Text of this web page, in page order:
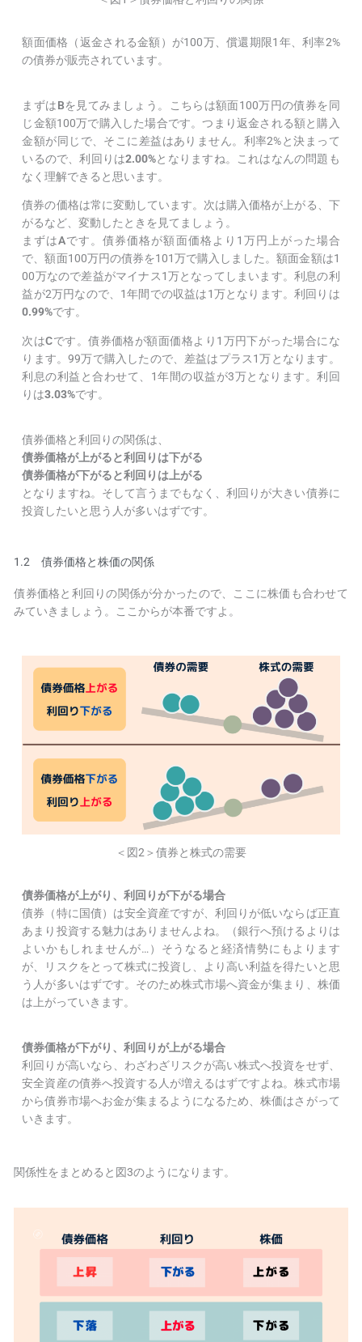
額面価格（返金される金額）が100万、償還期限1年、利率2%
の債券が販売されています。
まずはBを見てみましょう。こちらは額面100万円の債券を同
じ金額100万で購入した場合です。つまり返金される額と購入
金額が同じで、そこに差益はありません。利率2%と決まって
いるので、利回りは2.00%となりますね。これはなんの問題も
なく理解できると思います。
債券の価格は常に変動しています。次は購入価格が上がる、下
がるなど、変動したときを見てましょう。
まずはAです。債券価格が額面価格より1万円上がった場合
で、額面100万円の債券を101万で購入しました。額面金額は1
00万なので差益がマイナス1万となってしまいます。利息の利
益が2万円なので、1年間での収益は1万となります。利回りは
0.99%です。
次はCです。債券価格が額面価格より1万円下がった場合にな
ります。99万で購入したので、差益はプラス1万となります。
利息の利益と合わせて、1年間の収益が3万となります。利回
りは3.03%です。
債券価格と利回りの関係は、
債券価格が上がると利回りは下がる
債券価格が下がると利回りは上がる
となりますね。そして言うまでもなく、利回りが大きい債券に
投資したいと思う人が多いはずです。
1.2 債券価格と株価の関係
債券価格と利回りの関係が分かったので、ここに株価も合わせて
みていきましょう。ここからが本番ですよ。
＜図2＞債券と株式の需要
債券価格が上がり、利回りが下がる場合
債券（特に国債）は安全資産ですが、利回りが低いならば正直
あまり投資する魅力はありませんよね。（銀行へ預けるよりは
よいかもしれませんが…）そうなると経済情勢にもよります
が、リスクをとって株式に投資し、より高い利益を得たいと思
う人が多いはずです。そのため株式市場へ資金が集まり、株価
は上がっていきます。
債券価格が下がり、利回りが上がる場合
利回りが高いなら、わざわざリスクが高い株式へ投資をせず、
安全資産の債券へ投資する人が増えるはずですよね。株式市場
から債券市場へお金が集まるようになるため、株価はさがって
いきます。
関係性をまとめると図3のようになります。